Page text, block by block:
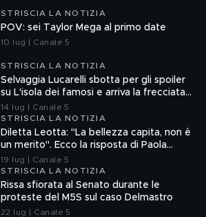
STRISCIA LA NOTIZIA
POV: sei Taylor Mega al primo date
10 lug | Canale 5
STRISCIA LA NOTIZIA
Selvaggia Lucarelli sbotta per gli spoiler
su L'isola dei famosi e arriva la frecciata
di Fedez
14 lug | Canale 5
STRISCIA LA NOTIZIA
Diletta Leotta: "La bellezza capita, non è
un merito". Ecco la risposta di Paola
Ferrari
19 lug | Canale 5
STRISCIA LA NOTIZIA
Rissa sfiorata al Senato durante le
proteste del M5S sul caso Delmastro
22 lug | Canale 5